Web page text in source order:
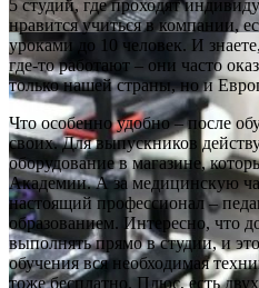
5 студий, где проходят
нравится учиться в компании,
уроками до 10 человек. И
где-то работают – они часто
только нашей страны, но и
Что особенно удобно – после
своих. Для выпускников
оборудование в магазине,
Академии. А за медицинскую
настоящий профессионал –
образованием. Интересно, что
выполнять прямо в студии, и
обучения вся необходимая
тоже бесплатно. Плюс, есть